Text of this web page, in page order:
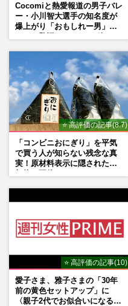
Cocomiと熱愛報道の男子バレ
ー・小川智大選手の知名度が
爆上がり「おもしれー男」フ
⭐ 高評価の記事(8.7)
「コンビニおにぎり」を平気
で買う人が知らない残念な真
実！原材料表示に隠された添
⭐ 高評価の記事(10)
愛子さま、雅子さまの「30年
前の黄色セットアップ」に
〈親子2代でお似合いになる〉